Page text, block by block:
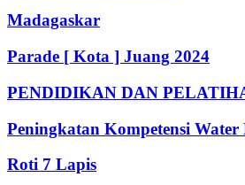
Madagaskar
Parade [ Kota ] Juang 2024
PENDIDIKAN DAN
Peningkatan Kompetensi Water
Roti 7 Lapis